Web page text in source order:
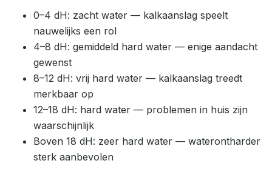
0–4 dH: zacht water — kalkaanslag speelt
nauwelijks een rol
4–8 dH: gemiddeld hard water — enige aandacht
gewenst
8–12 dH: vrij hard water — kalkaanslag treedt
merkbaar op
12–18 dH: hard water — problemen in huis zijn
waarschijnlijk
Boven 18 dH: zeer hard water — waterontharder
sterk aanbevolen